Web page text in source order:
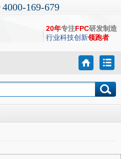
4000-169-679
20年专注FPC研发制造
行业科技创新领跑者